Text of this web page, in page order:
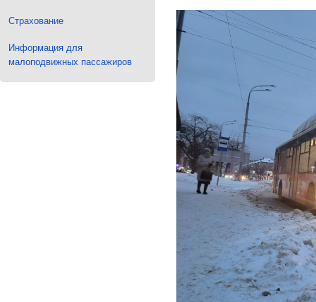
Страхование
Информация для
малоподвижных пассажиров